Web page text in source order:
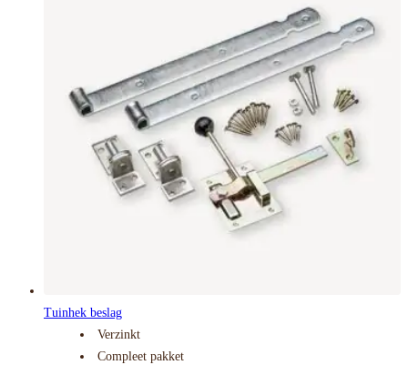
Tuinhek beslag
Verzinkt
Compleet pakket